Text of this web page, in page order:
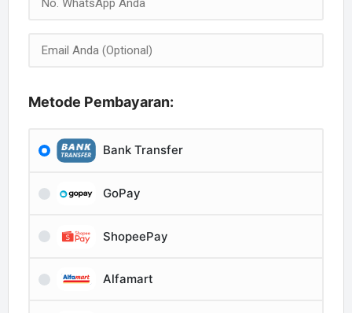
Metode Pembayaran:
Bank Transfer
GoPay
ShopeePay
Alfamart